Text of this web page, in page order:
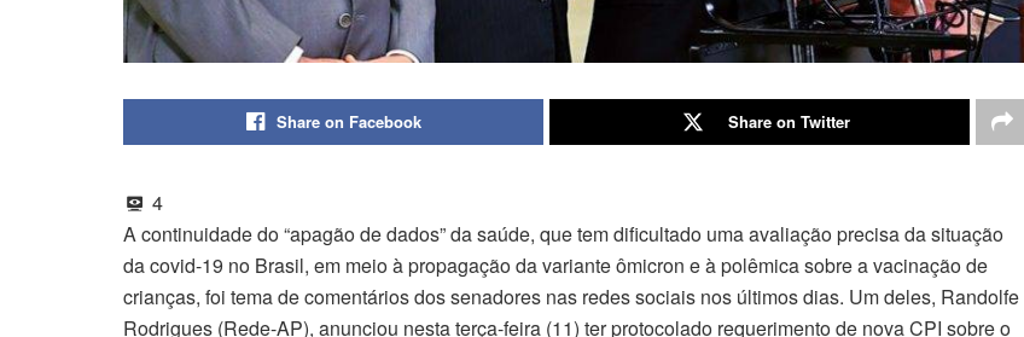
Share on Facebook Share on Twitter
4
A continuidade do “apagão de dados” da saúde, que tem dificultado uma avaliação precisa da situação
da covid-19 no Brasil, em meio à propagação da variante ômicron e à polêmica sobre a vacinação de
crianças, foi tema de comentários dos senadores nas redes sociais nos últimos dias. Um deles, Randolfe
Rodrigues (Rede-AP), anunciou nesta terça-feira (11) ter protocolado requerimento de nova CPI sobre o